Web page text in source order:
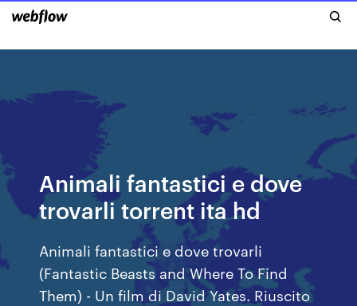
Animali fantastici e dove
trovarli torrent ita hd
Animali fantastici e dove trovarli
(Fantastic Beasts and Where To Find
Them) - Un film di David Yates. Riuscito